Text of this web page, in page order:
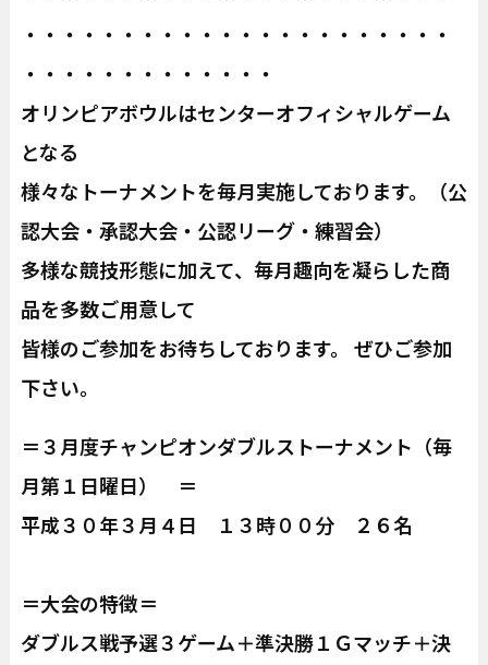
・・・・・・・・・・・・・・・・・・・・・・
・・・・・・・・・・・・・
オリンピアボウルはセンターオフィシャルゲーム
となる
様々なトーナメントを毎月実施しております。（公
認大会・承認大会・公認リーグ・練習会）
多様な競技形態に加えて、毎月趣向を凝らした商
品を多数ご用意して
皆様のご参加をお待ちしております。 ぜひご参加
下さい。
＝３月度チャンピオンダブルストーナメント（毎
月第１日曜日） ＝
平成３０年３月４日 １３時００分 ２６名
＝大会の特徴＝
ダブルス戦予選３ゲーム＋準決勝１Ｇマッチ＋決